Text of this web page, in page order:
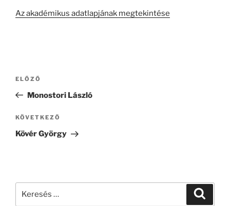
Az akadémikus adatlapjának megtekintése
Bejegyzés
Korábbi
bejegyzés
ELŐZŐ
Monostori László
Következő
bejegyzés
KÖVETKEZŐ
Kövér György